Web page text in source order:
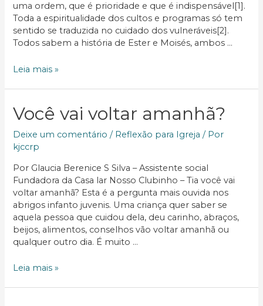
uma ordem, que é prioridade e que é indispensável[1].
Toda a espiritualidade dos cultos e programas só tem
sentido se traduzida no cuidado dos vulneráveis[2].
Todos sabem a história de Ester e Moisés, ambos …
A
vulnerável
e
a
adoção
Leia mais »
Você vai voltar amanhã?
Deixe um comentário / Reflexão para Igreja / Por
kjccrp
Por Glaucia Berenice S Silva – Assistente social
Fundadora da Casa lar Nosso Clubinho – Tia você vai
voltar amanhã? Esta é a pergunta mais ouvida nos
abrigos infanto juvenis. Uma criança quer saber se
aquela pessoa que cuidou dela, deu carinho, abraços,
beijos, alimentos, conselhos vão voltar amanhã ou
qualquer outro dia. É muito …
Você
Leia mais »